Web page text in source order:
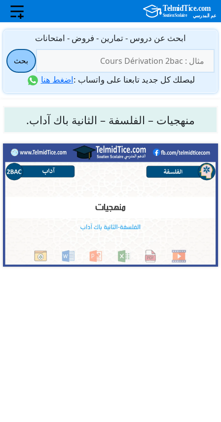
انتقل
المحتوى
ابحث عن دروس - تمارين - فروض - امتحانات
عن:
بحث
ليصلك كل جديد تابعنا على واتساب :اضغط هنا
منهجيات – الفلسفة – الثانية باك آداب.